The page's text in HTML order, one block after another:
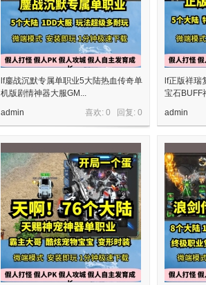
lf鏖战沉默专属单职业5大陆热血传奇单
机版剧情神器大服GM...
喜欢: 0 回复: 0
admin
lf正版祥瑞
宝石BUFF
admin